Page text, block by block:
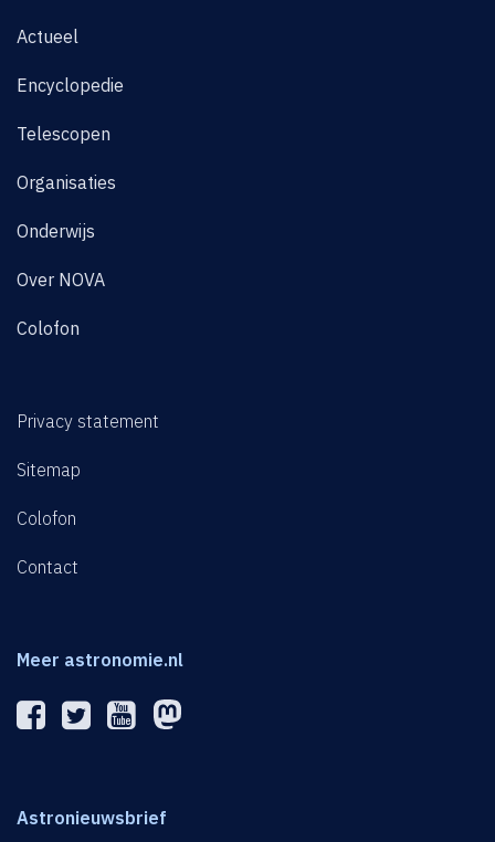
Actueel
Encyclopedie
Telescopen
Organisaties
Onderwijs
Over NOVA
Colofon
Privacy statement
Sitemap
Colofon
Contact
Meer astronomie.nl
Astronieuwsbrief